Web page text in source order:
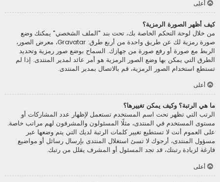
أعلى
كيف أظهر الصورة الرمزية؟
من خلال لوحة التحكم الخاصة بك، تحت بند "الملف الشخصي" يمكنك وضع
صورة رمزية لك عن طريق واحدة من أربع طرق: Gravatar، معرض الصور،
الربط مع صورة أو رفع صورة من جهازك. السماح بوضع صور رمزية وتحديد
الطرق التي يمكن بها وضع الصور الرمزية هو أمر عائد لمدير المنتدى. إذا لم
تستطع استخدام الصور الرمزية، قم بالاتصال بمدير المنتدى.
أعلى
ما هي الرتبة؟ وكيف يمكن تغييرها؟
الرتب التي تظهر تحت اسم المستخدم تستعمل لإظهار عدد المشاركات أو
مستوى المستخدم في المنتدى، مثلًا المسئولون والمشرفون لهم مراتب خاصة.
على العموم أنت لا تستطيع تغيير كلمات الرتبة لديك التي يتم وضعها عبر
مسؤول المنتدى، أرجوك لا تسئ استغلال المنتدى بإرسال رسائل أو مواضيع
فارغة لزيادة رتبتك، قد تجد المسئول أو المشرف يقلل من رتبك.
أعلى